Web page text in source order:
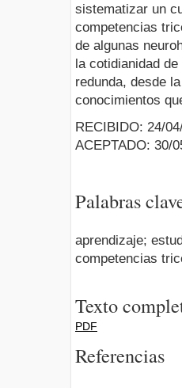
sistematizar un
competencias
de algunas
la cotidianidad
redunda, desde
conocimientos
RECIBIDO: 24/
ACEPTADO: 30/
Palabras
aprendizaje;
competencias
Texto
PDF
Referencias